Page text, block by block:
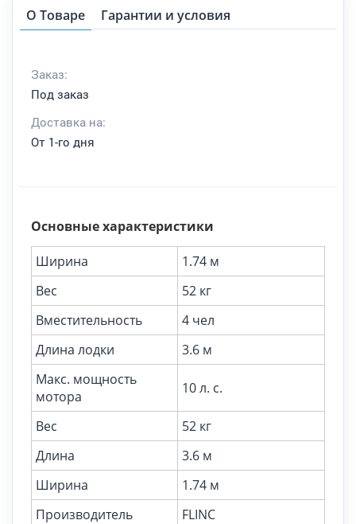
О Товаре Гарантии и условия
Заказ:
Под заказ
Доставка на:
От 1-го дня
Основные характеристики
Ширина
1.74 м
Вес
52 кг
Вместительность
4 чел
Длина лодки
3.6 м
Макс. мощность
мотора
10 л. с.
Вес
52 кг
Длина
3.6 м
Ширина
1.74 м
Производитель
FLINC